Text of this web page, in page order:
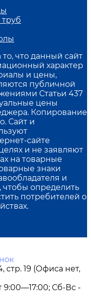
что данный сайт
характер
и цены,
публичной
Статьи 437
цены
Копирование
Сайт и
сайте
и не заявляют
на товарные
знаки
и
чтобы определить
потребителей о
стр. 19 (Офиса нет,
9:00—17:00; Сб-Вс -